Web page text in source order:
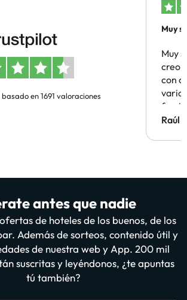
en 1691 valoraciones
Muy
Muy
creo
con
Hotel
Raúl
antes que nadie
de hoteles de los buenos, de los
Además de sorteos, contenido útil y
de nuestra web y App. 200 mil
suscritas y leyéndonos, ¿te apuntas
tú también?